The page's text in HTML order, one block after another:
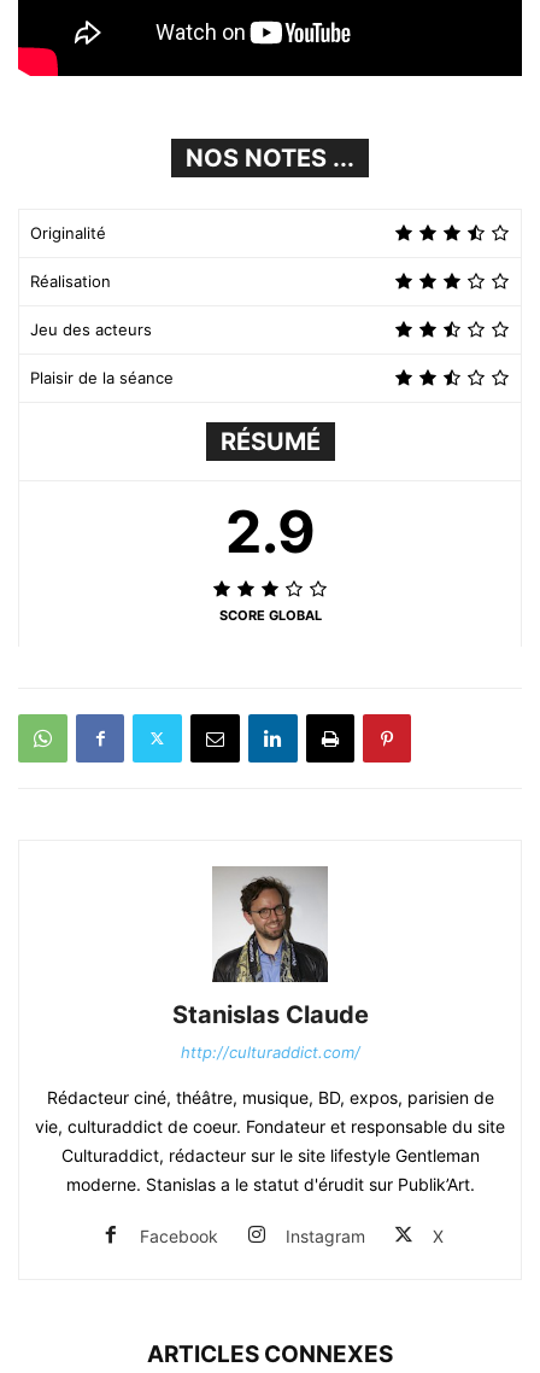
NOS NOTES ...
Originalité
Réalisation
Jeu des acteurs
Plaisir de la séance
RÉSUMÉ
2.9
SCORE GLOBAL
Stanislas Claude
http://culturaddict.com/
Rédacteur ciné, théâtre, musique, BD, expos, parisien de
vie, culturaddict de coeur. Fondateur et responsable du site
Culturaddict, rédacteur sur le site lifestyle Gentleman
moderne. Stanislas a le statut d'érudit sur Publik’Art.
Facebook Instagram X
ARTICLES CONNEXES